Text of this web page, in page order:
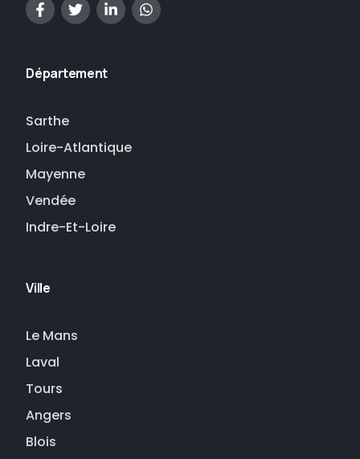
Département
Sarthe
Loire-Atlantique
Mayenne
Vendée
Indre-Et-Loire
Ville
Le Mans
Laval
Tours
Angers
Blois